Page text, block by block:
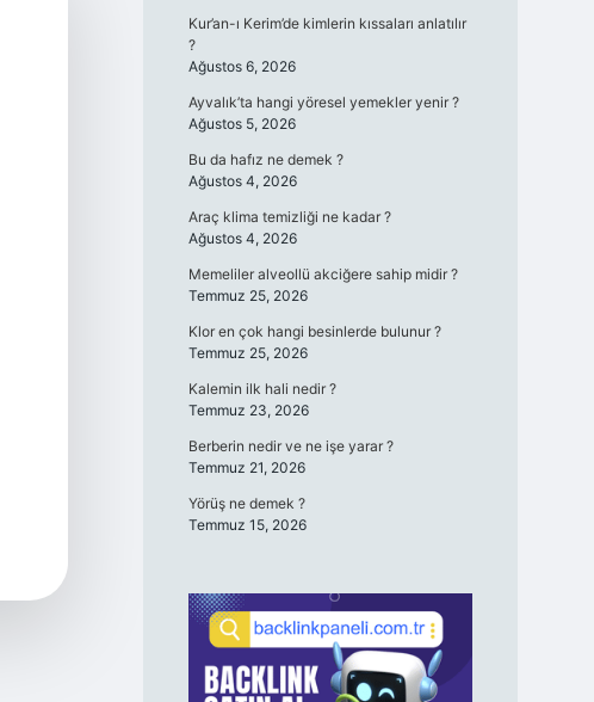
Kur’an-ı Kerim’de kimlerin kıssaları anlatılır
?
Ağustos 6, 2026
Ayvalık’ta hangi yöresel yemekler yenir ?
Ağustos 5, 2026
Bu da hafız ne demek ?
Ağustos 4, 2026
Araç klima temizliği ne kadar ?
Ağustos 4, 2026
Memeliler alveollü akciğere sahip midir ?
Temmuz 25, 2026
Klor en çok hangi besinlerde bulunur ?
Temmuz 25, 2026
Kalemin ilk hali nedir ?
Temmuz 23, 2026
Berberin nedir ve ne işe yarar ?
Temmuz 21, 2026
Yörüş ne demek ?
Temmuz 15, 2026